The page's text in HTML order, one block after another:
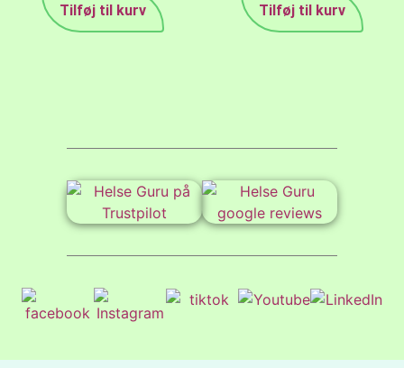
Tilføj til kurv Tilføj til kurv